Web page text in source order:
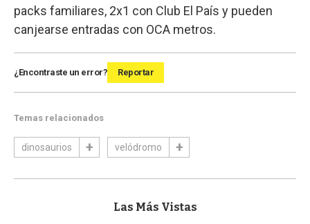
packs familiares, 2x1 con Club El País y pueden
canjearse entradas con OCA metros.
¿Encontraste un error? Reportar
Temas relacionados
dinosaurios velódromo
Las Más Vistas